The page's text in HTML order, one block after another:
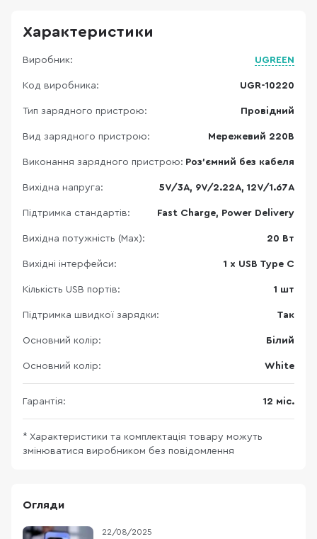
Характеристики
Виробник: UGREEN
Код виробника: UGR-10220
Тип зарядного пристрою: Провідний
Вид зарядного пристрою: Мережевий 220В
Виконання зарядного пристрою: Роз'ємний без кабеля
Вихідна напруга: 5V/3A, 9V/2.22A, 12V/1.67A
Підтримка стандартів: Fast Charge, Power Delivery
Вихідна потужність (Max): 20 Вт
Вихідні інтерфейси: 1 x USB Type C
Кількість USB портів: 1 шт
Підтримка швидкої зарядки: Так
Основний колір: Білий
Основний колір: White
Гарантія: 12 міс.
* Характеристики та комплектація товару можуть
змінюватися виробником без повідомлення
Огляди
22/08/2025